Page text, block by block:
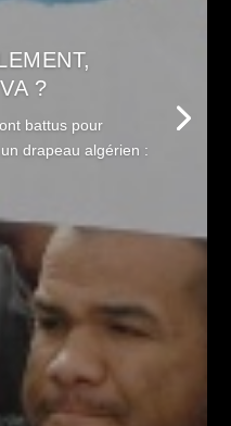
?
battus pour
drapeau algérien :